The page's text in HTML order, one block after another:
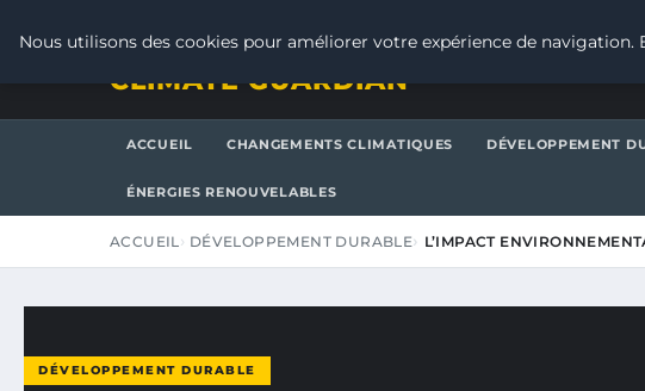
CLIMATE GUARDIAN
ACCUEIL CHANGEMENTS CLIMATIQUES DÉVELOPPEMENT
ÉNERGIES RENOUVELABLES
ACCUEIL DÉVELOPPEMENT DURABLE L’IMPACT
DÉVELOPPEMENT DURABLE
Nous utilisons des cookies pour améliorer votre expérience de